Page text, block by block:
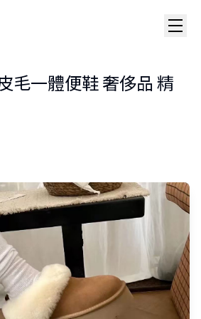
毛一體便鞋 奢侈品 精